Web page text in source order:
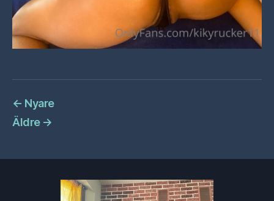
← Nyare
Äldre →